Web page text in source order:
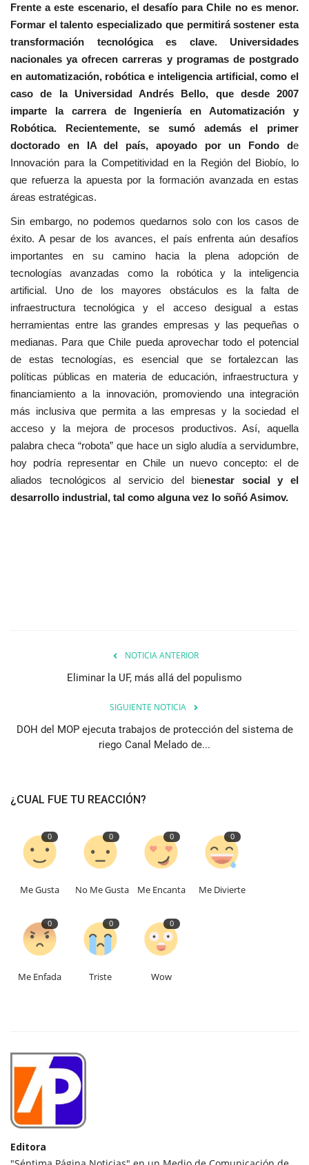
Frente a este escenario, el desafío para Chile no es menor.
Formar el talento especializado que permitirá sostener esta
transformación tecnológica es clave. Universidades
nacionales ya ofrecen carreras y programas de postgrado
en automatización, robótica e inteligencia artificial, como el
caso de la Universidad Andrés Bello, que desde 2007
imparte la carrera de Ingeniería en Automatización y
Robótica. Recientemente, se sumó además el primer
doctorado en IA del país, apoyado por un Fondo de
Innovación para la Competitividad en la Región del Biobío, lo
que refuerza la apuesta por la formación avanzada en estas
áreas estratégicas.
Sin embargo, no podemos quedarnos solo con los casos de
éxito. A pesar de los avances, el país enfrenta aún desafíos
importantes en su camino hacia la plena adopción de
tecnologías avanzadas como la robótica y la inteligencia
artificial. Uno de los mayores obstáculos es la falta de
infraestructura tecnológica y el acceso desigual a estas
herramientas entre las grandes empresas y las pequeñas o
medianas. Para que Chile pueda aprovechar todo el potencial
de estas tecnologías, es esencial que se fortalezcan las
políticas públicas en materia de educación, infraestructura y
financiamiento a la innovación, promoviendo una integración
más inclusiva que permita a las empresas y la sociedad el
acceso y la mejora de procesos productivos. Así, aquella
palabra checa “robota” que hace un siglo aludía a servidumbre,
hoy podría representar en Chile un nuevo concepto: el de
aliados tecnológicos al servicio del bienestar social y el
desarrollo industrial, tal como alguna vez lo soñó Asimov.
NOTICIA ANTERIOR
Eliminar la UF, más allá del populismo
SIGUIENTE NOTICIA
DOH del MOP ejecuta trabajos de protección del sistema de
riego Canal Melado de...
¿CUAL FUE TU REACCIÓN?
0
Me Gusta
0
No Me Gusta
0
Me Encanta
0
Me Divierte
0
Me Enfada
0
Triste
0
Wow
Editora